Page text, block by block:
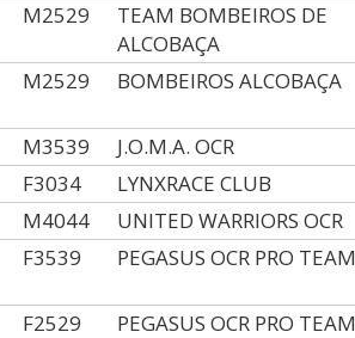
M2529
TEAM BOMBEIROS DE
ALCOBAÇA
M2529 BOMBEIROS ALCOBAÇA
M3539 J.O.M.A. OCR
F3034 LYNXRACE CLUB
M4044 UNITED WARRIORS OCR
F3539 PEGASUS OCR PRO TEAM
F2529 PEGASUS OCR PRO TEAM